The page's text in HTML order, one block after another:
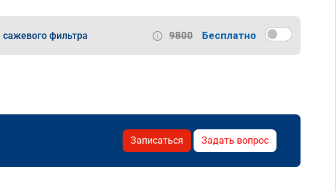
фильтра 9800 Бесплатно
Записаться Задать вопрос